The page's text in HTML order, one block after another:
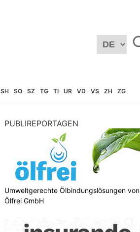
SH SO SZ TG TI UR VD VS ZH ZG
PUBLIREPORTAGEN
Umweltgerechte Ölbindungslösungen von
Ölfrei GmbH